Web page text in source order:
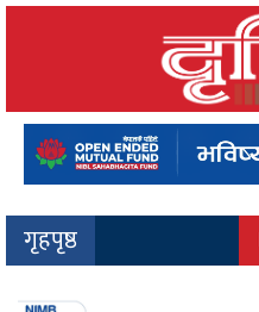
गृहपृष्ठ